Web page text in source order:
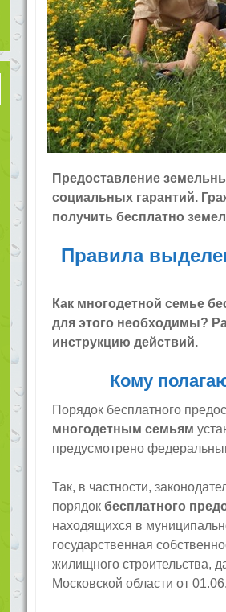
Предоставление
социальных гарантий.
получить бесплатно
Правила
Как многодетной семье
для этого необходимы?
инструкцию действий.
Кому
Порядок бесплатного
многодетным семьям
предусмотрено
Так, в частности,
порядок бесплатного
находящихся в
государственная
жилищного строительства,
Московской области от